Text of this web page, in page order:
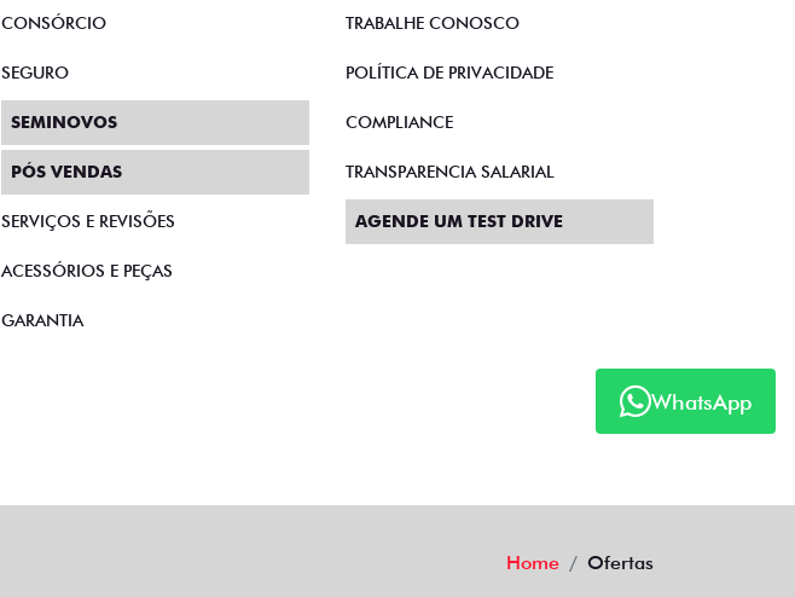
WhatsApp
CONSÓRCIO
SEGURO
SEMINOVOS
PÓS VENDAS
SERVIÇOS E REVISÕES
ACESSÓRIOS E PEÇAS
GARANTIA
TRABALHE CONOSCO
POLÍTICA DE PRIVACIDADE
COMPLIANCE
TRANSPARENCIA SALARIAL
AGENDE UM TEST DRIVE
Home Ofertas